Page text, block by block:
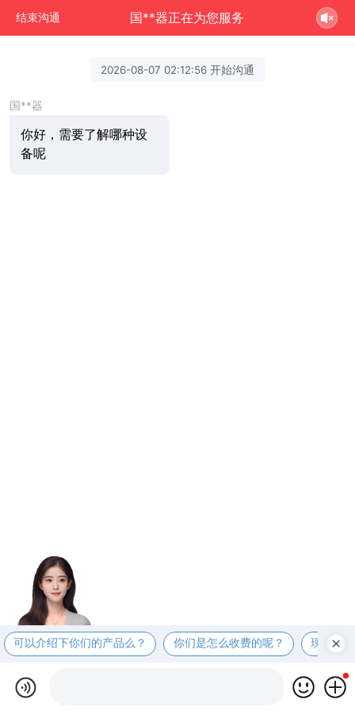
结束沟通 国**器正在为您服务
2026-08-07 02:12:56 开始沟通
国**器
你好，需要了解哪种设
备呢
可以介绍下你们的产品么？ 你们是怎么收费的呢？ 现在有